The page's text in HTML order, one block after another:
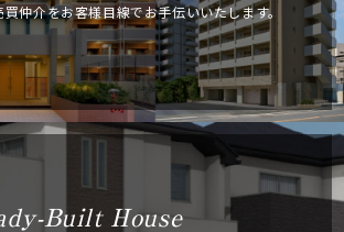
買仲介をお客様目線でお手伝いいたします。
Built House